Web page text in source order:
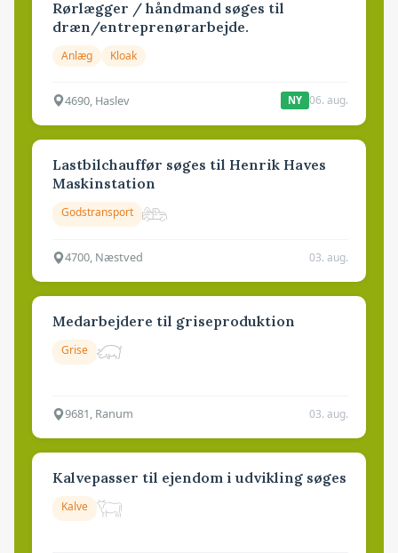
Rørlægger / håndmand søges til
dræn/entreprenørarbejde.
Anlæg Kloak
4690, Haslev NY 06. aug.
Lastbilchauffør søges til Henrik Haves
Maskinstation
Godstransport
4700, Næstved 03. aug.
Medarbejdere til griseproduktion
Grise
9681, Ranum 03. aug.
Kalvepasser til ejendom i udvikling søges
Kalve